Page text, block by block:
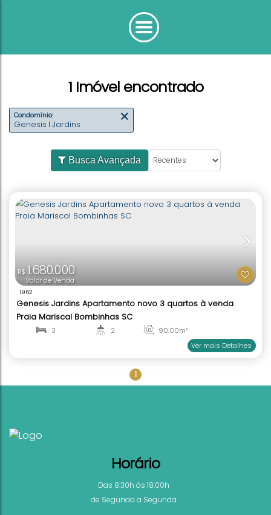
1 Imóvel encontrado
Condomínio:
Busca Avançada
1.680.000
Genesis Jardins Apartamento novo 3 quartos à
1
Horário
Das 8:30h às 18:00h
de Segunda a Segunda